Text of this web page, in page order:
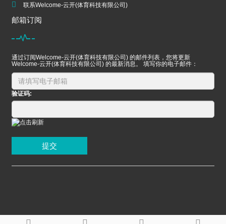
联系Welcome-云开(体育科技有限公司)
邮箱订阅
通过订阅Welcome-云开(体育科技有限公司) 的邮件列表，您将更新
Welcome-云开(体育科技有限公司) 的最新消息。 填写你的电子邮件：
验证码:
提交